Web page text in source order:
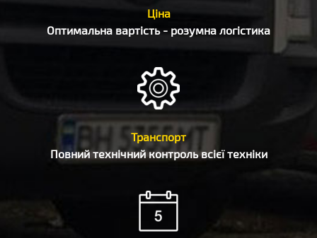
Ціна
Оптимальна вартість - розумна логістика
Транспорт
Повний технічний контроль всієї техніки